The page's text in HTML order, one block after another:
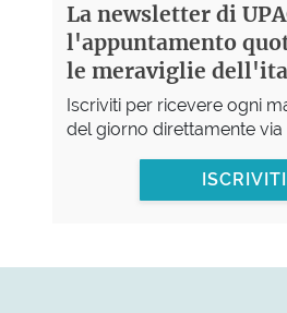
La newsletter di
l'appuntamento
le meraviglie
Iscriviti per ricevere ogni
del giorno direttamente via
ISCRIVITI